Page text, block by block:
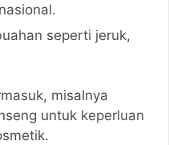
seperti jeruk,
misalnya
untuk keperluan